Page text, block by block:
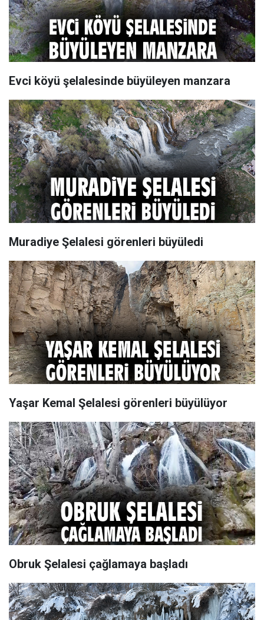
Evci köyü şelalesinde büyüleyen manzara
Muradiye Şelalesi görenleri büyüledi
Yaşar Kemal Şelalesi görenleri büyülüyor
Obruk Şelalesi çağlamaya başladı